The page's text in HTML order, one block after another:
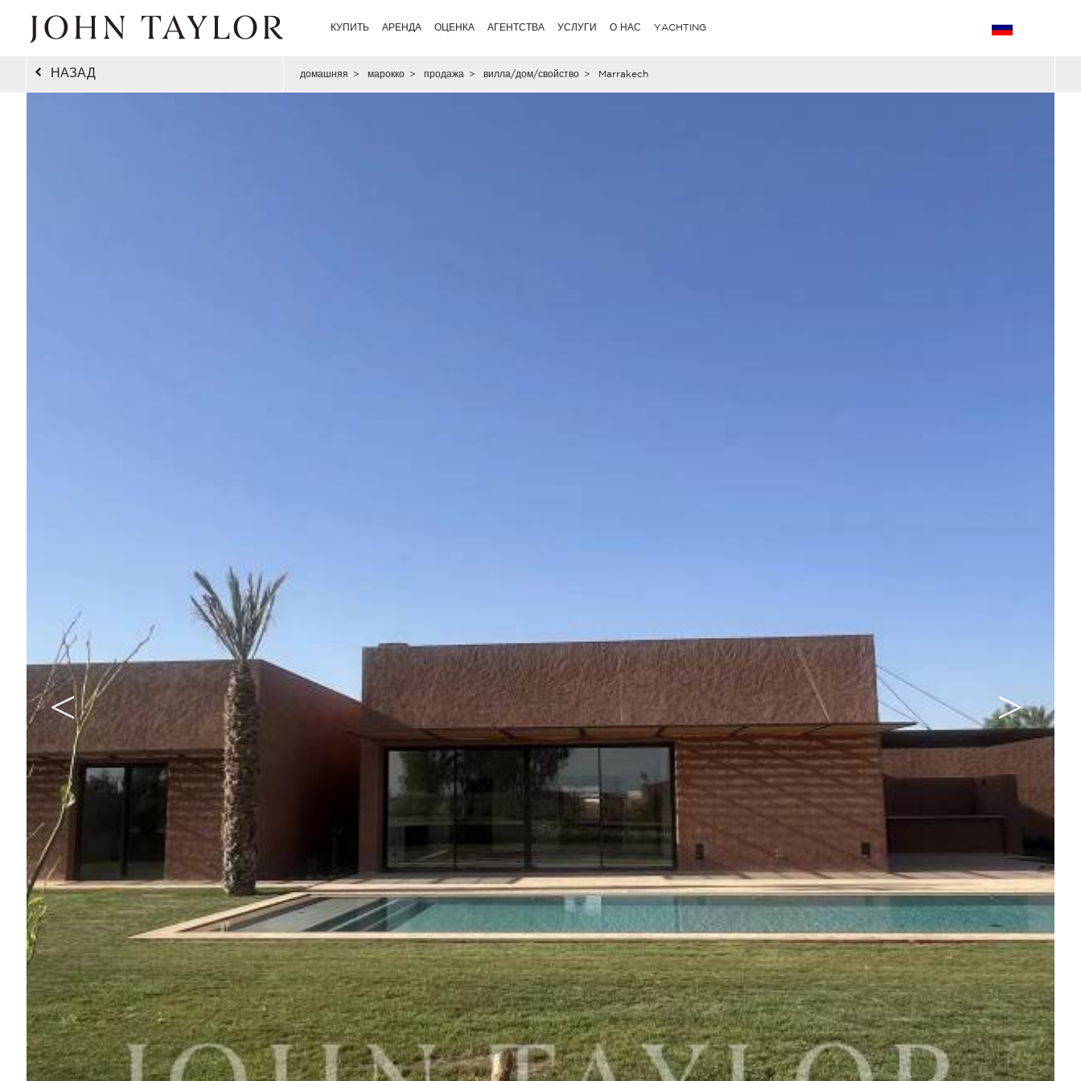
КУПИТЬ АРЕНДА ОЦЕНКА АГЕНТСТВА УСЛУГИ О НАС YACHTING
НАЗАД домашняя > марокко > продажа > вилла/дом/свойство > Marrakech